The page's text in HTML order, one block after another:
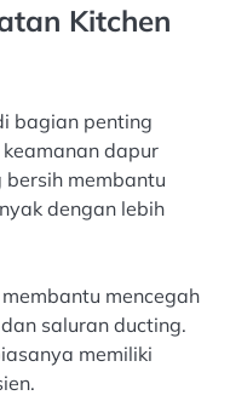
Kitchen
bagian penting
dapur
bersih membantu
dengan lebih
mencegah
saluran ducting.
memiliki